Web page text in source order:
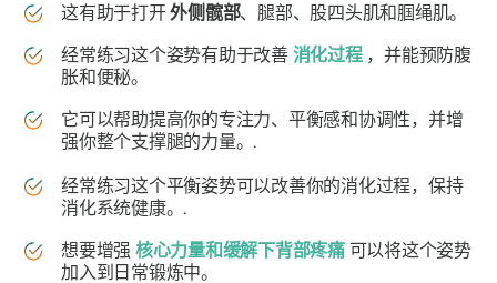
这有助于打开外侧髋部、腿部、股四头肌和腘绳肌。
经常练习这个姿势有助于改善 消化过程，并能预防腹
胀和便秘。
它可以帮助提高你的专注力、平衡感和协调性，并增
强你整个支撑腿的力量。.
经常练习这个平衡姿势可以改善你的消化过程，保持
消化系统健康。.
想要增强 核心力量和缓解下背部疼痛可以将这个姿势
加入到日常锻炼中。